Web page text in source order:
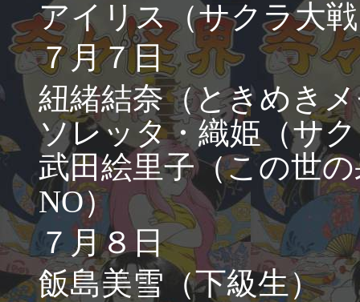
アイリス（サクラ大
７月７日
紐緒結奈（ときめき
ソレッタ・織姫（サ
武田絵里子（この世
NO）
７月８日
飯島美雪（下級生）